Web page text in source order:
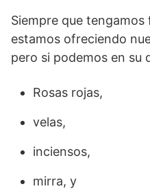
Siempre que tengamos
estamos ofreciendo
pero si podemos en su
Rosas rojas,
velas,
inciensos,
mirra, y